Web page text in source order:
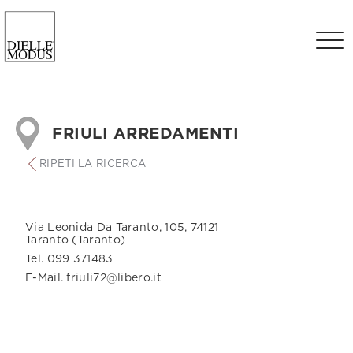
FRIULI ARREDAMENTI
RIPETI LA RICERCA
Via Leonida Da Taranto, 105, 74121
Taranto (Taranto)
Tel. 099 371483
E-Mail. friuli72@libero.it